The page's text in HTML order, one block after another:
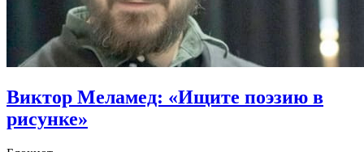
Виктор Меламед: «Ищите поэзию в
рисунке»